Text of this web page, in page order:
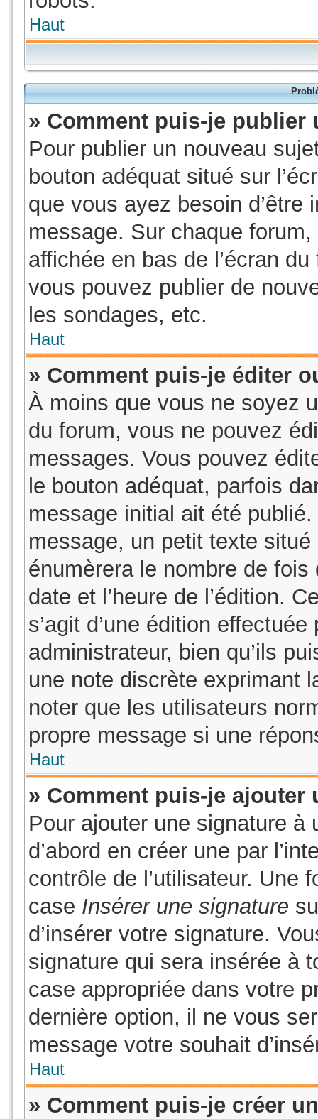
Haut
» Comment puis-je
Pour publier un nouveau
bouton adéquat situé sur
que vous ayez besoin
message. Sur chaque
affichée en bas de l’écran
vous pouvez publier de
les sondages, etc.
Haut
» Comment puis-je éditer
À moins que vous ne soyez
du forum, vous ne pouvez
messages. Vous pouvez
le bouton adéquat, parfois
message initial ait été
message, un petit texte
énumèrera le nombre de
date et l’heure de l’édition.
s’agit d’une édition
administrateur, bien qu’ils
une note discrète exprimant
noter que les utilisateurs
propre message si une
Haut
» Comment puis-je ajouter
Pour ajouter une signature
d’abord en créer une par
contrôle de l’utilisateur. Une
case Insérer une signature
d’insérer votre signature.
signature qui sera insérée à
case appropriée dans votre
dernière option, il ne vous
message votre souhait
Haut
» Comment puis-je créer